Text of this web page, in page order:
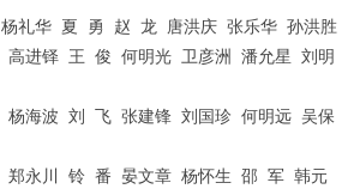
杨礼华 夏 勇 赵 龙 唐洪庆 张乐华 孙洪胜
高进铎 王 俊 何明光 卫彦洲 潘允星 刘明
杨海波 刘 飞 张建锋 刘国珍 何明远 吴保
郑永川 铃 番 晏文章 杨怀生 邵 军 韩元